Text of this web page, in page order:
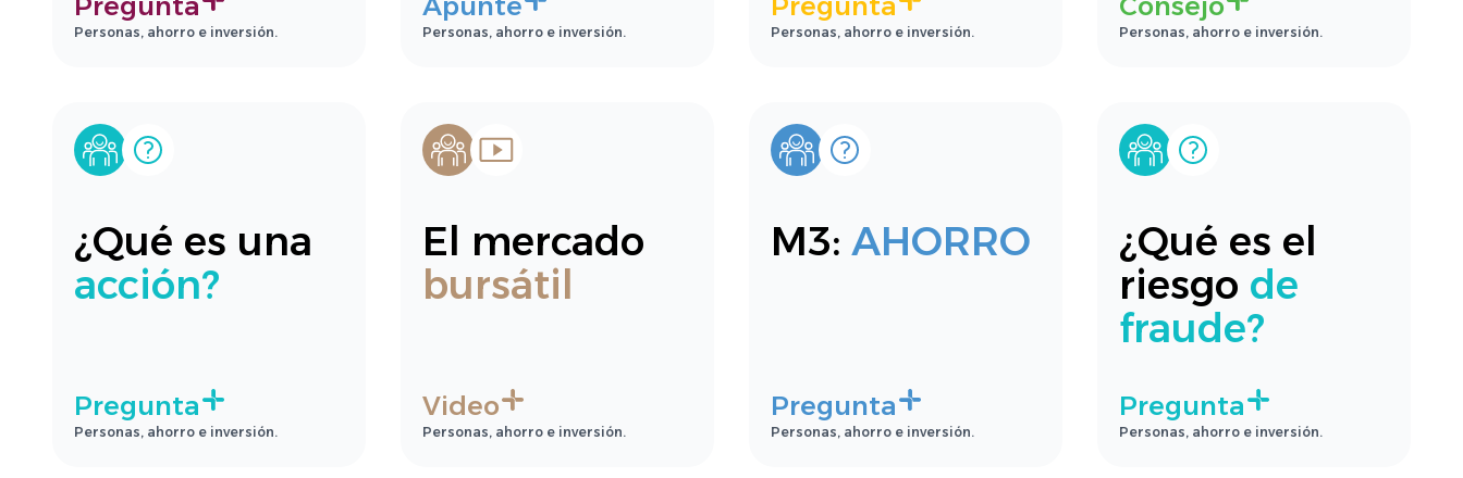
Personas, ahorro e inversión. Personas, ahorro e inversión. Personas, ahorro e inversión. Personas, ahorro e inversión.
¿Qué es una
acción?
Pregunta
Personas, ahorro e inversión.
El mercado
bursátil
Video
Personas, ahorro e inversión.
M3: AHORRO
Pregunta
Personas, ahorro e inversión.
¿Qué es el
riesgo de
fraude?
Pregunta
Personas, ahorro e inversión.